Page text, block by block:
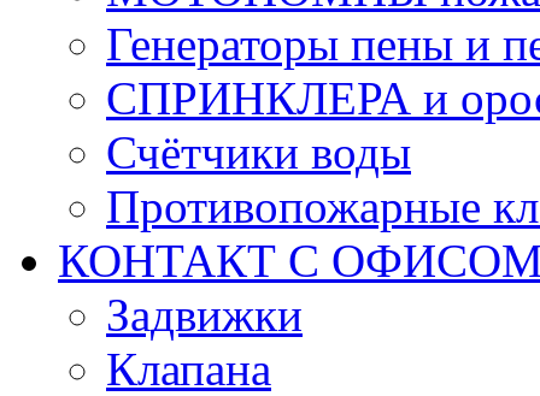
Генераторы пены и
СПРИНКЛЕРА и
Счётчики воды
Противопожарные
КОНТАКТ С ОФИСОМ
Задвижки
Клапана